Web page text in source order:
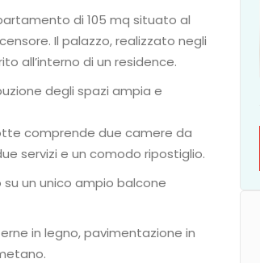
di 105 mq situato al
Il palazzo, realizzato negli
all’interno di un residence.
degli spazi ampia e
comprende due camere da
servizi e un comodo ripostiglio.
un unico ampio balcone
in legno, pavimentazione in